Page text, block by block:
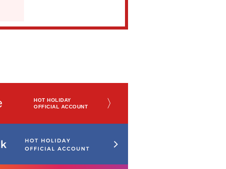
HOT HOLIDAY
OFFICIAL ACCOUNT
〉